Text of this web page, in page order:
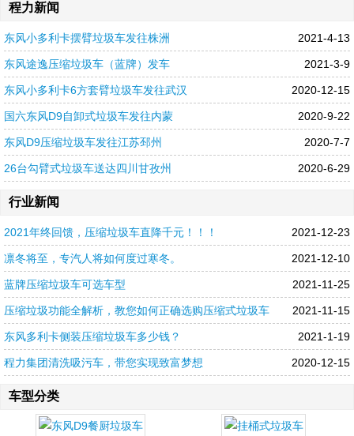
程力新闻
2021-4-13
东风小多利卡摆臂垃圾车发往株洲
2021-3-9
东风途逸压缩垃圾车（蓝牌）发车
2020-12-15
东风小多利卡6方套臂垃圾车发往武汉
2020-9-22
国六东风D9自卸式垃圾车发往内蒙
2020-7-7
东风D9压缩垃圾车发往江苏邳州
2020-6-29
26台勾臂式垃圾车送达四川甘孜州
行业新闻
2021-12-23
2021年终回馈，压缩垃圾车直降千元！！！
2021-12-10
凛冬将至，专汽人将如何度过寒冬。
2021-11-25
蓝牌压缩垃圾车可选车型
2021-11-15
压缩垃圾功能全解析，教您如何正确选购压缩式垃圾车
2021-1-19
东风多利卡侧装压缩垃圾车多少钱？
2020-12-15
程力集团清洗吸污车，带您实现致富梦想
车型分类